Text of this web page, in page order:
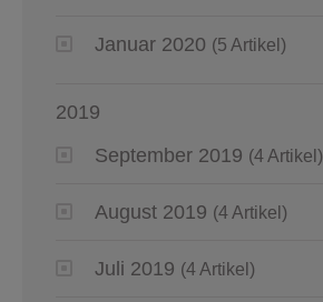
Januar 2020 (5 Artikel)
2019
September 2019 (4 Artikel)
August 2019 (4 Artikel)
Juli 2019 (4 Artikel)